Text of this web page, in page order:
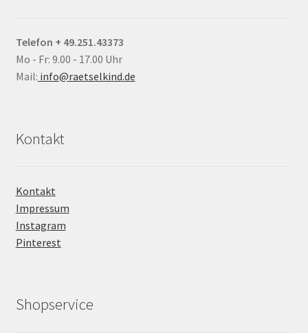
Telefon + 49.251.43373
Mo - Fr: 9.00 - 17.00 Uhr
Mail: info@raetselkind.de
Kontakt
Kontakt
Impressum
Instagram
Pinterest
Shopservice